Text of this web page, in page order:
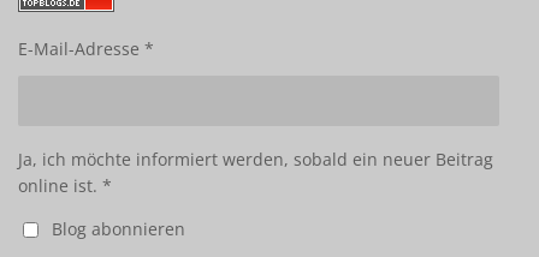
E-Mail-Adresse *
Ja, ich möchte informiert werden, sobald ein neuer Beitrag
online ist. *
Blog abonnieren